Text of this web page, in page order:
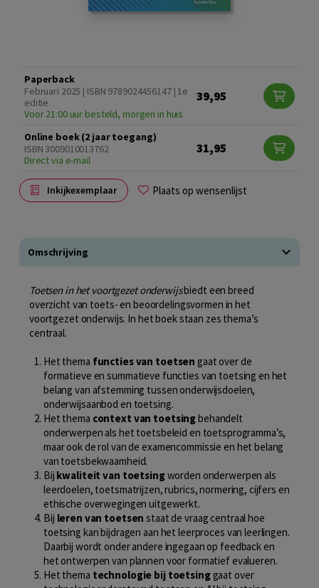
Paperback
Februari 2025 | ISBN 9789024456147 | 1e
editie
Voor 21:00 uur besteld, morgen in huis
39,95
Online boek (2 jaar toegang)
ISBN 3009010013762
Direct via e-mail
31,95
Inkijkexemplaar Plaats op wensenlijst
Omschrijving
Toetsen in het voortgezet onderwijsbiedt een breed
overzicht van toets- en beoordelingsvormen in het
voortgezet onderwijs. In het boek staan zes thema’s
centraal.
Het thema functies van toetsen gaat over de
formatieve en summatieve functies van toetsing en het
belang van afstemming tussen onderwijsdoelen,
onderwijsaanbod en toetsing.
Het thema context van toetsingbehandelt
onderwerpen als het toetsbeleid en toetsprogramma’s,
maar ook de rol van de examencommissie en het belang
van toetsbekwaamheid.
Bij kwaliteit van toetsingworden onderwerpen als
leerdoelen, toetsmatrijzen, rubrics, normering, cijfers en
ethische overwegingen uitgewerkt.
Bij leren van toetsen staat de vraag centraal hoe
toetsing kan bijdragen aan het leerproces van leerlingen.
Daarbij wordt onder andere ingegaan op feedback en
het ontwerpen van plannen voor formatief evalueren.
Het thema technologie bij toetsinggaat over